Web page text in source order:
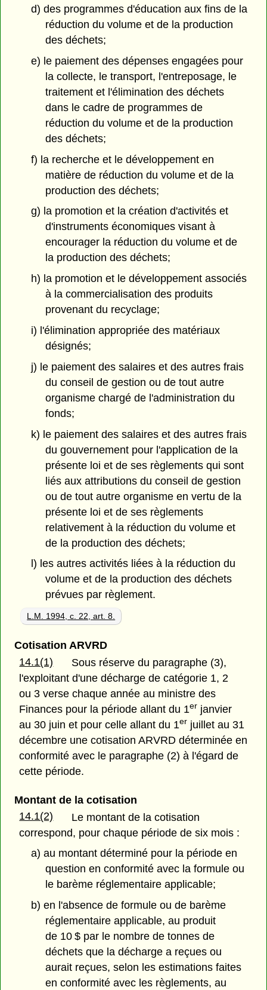
d) des programmes d'éducation aux fins de la
réduction du volume et de la production
des déchets;
e) le paiement des dépenses engagées pour
la collecte, le transport, l'entreposage, le
traitement et l'élimination des déchets
dans le cadre de programmes de
réduction du volume et de la production
des déchets;
f) la recherche et le développement en
matière de réduction du volume et de la
production des déchets;
g) la promotion et la création d'activités et
d'instruments économiques visant à
encourager la réduction du volume et de
la production des déchets;
h) la promotion et le développement associés
à la commercialisation des produits
provenant du recyclage;
i) l'élimination appropriée des matériaux
désignés;
j) le paiement des salaires et des autres frais
du conseil de gestion ou de tout autre
organisme chargé de l'administration du
fonds;
k) le paiement des salaires et des autres frais
du gouvernement pour l'application de la
présente loi et de ses règlements qui sont
liés aux attributions du conseil de gestion
ou de tout autre organisme en vertu de la
présente loi et de ses règlements
relativement à la réduction du volume et
de la production des déchets;
l) les autres activités liées à la réduction du
volume et de la production des déchets
prévues par règlement.
L.M. 1994, c. 22, art. 8.
Cotisation ARVRD
14.1(1)
Sous réserve du paragraphe (3),
l'exploitant d'une décharge de catégorie 1, 2
ou 3 verse chaque année au ministre des
Finances pour la période allant du 1er janvier
au 30 juin et pour celle allant du 1er juillet au 31
décembre une cotisation ARVRD déterminée en
conformité avec le paragraphe (2) à l'égard de
cette période.
Montant de la cotisation
14.1(2)
Le montant de la cotisation
correspond, pour chaque période de six mois :
a) au montant déterminé pour la période en
question en conformité avec la formule ou
le barème réglementaire applicable;
b) en l'absence de formule ou de barème
réglementaire applicable, au produit
de 10 $ par le nombre de tonnes de
déchets que la décharge a reçues ou
aurait reçues, selon les estimations faites
en conformité avec les règlements, au